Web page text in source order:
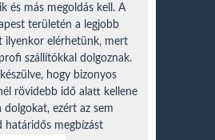
és más megoldás kell. A
területén a legjobb
ilyenkor elérhetünk, mert
szállítókkal dolgoznak.
hogy bizonyos
rövidebb idő alatt kellene
dolgokat, ezért az sem
határidős megbízást